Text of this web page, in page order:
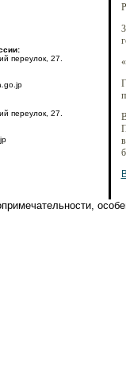
переулок, 27.
переулок, 27.